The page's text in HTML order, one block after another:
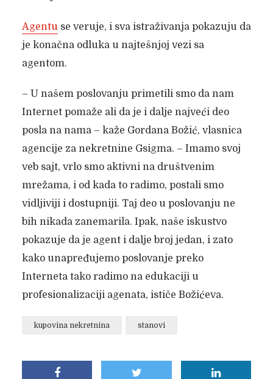
Agentuse veruje, i sva istraživanja pokazuju da
je konačna odluka u najtešnjoj vezi sa
agentom.
– U našem poslovanju primetili smo da nam
Internet pomaže ali da je i dalje najveći deo
posla na nama – kaže Gordana Božić, vlasnica
agencije za nekretnine Gsigma. – Imamo svoj
veb sajt, vrlo smo aktivni na društvenim
mrežama, i od kada to radimo, postali smo
vidljiviji i dostupniji. Taj deo u poslovanju ne
bih nikada zanemarila. Ipak, naše iskustvo
pokazuje da je agent i dalje broj jedan, i zato
kako unapređujemo poslovanje preko
Interneta tako radimo na edukaciji u
profesionalizaciji agenata, ističe Božićeva.
kupovina nekretnina stanovi